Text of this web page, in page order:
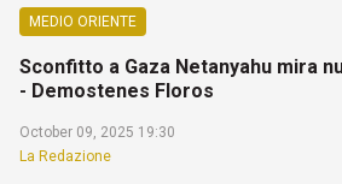
MEDIO ORIENTE
Sconfitto a Gaza Netanyahu mira
- Demostenes Floros
October 09, 2025 19:30
La Redazione